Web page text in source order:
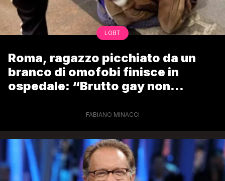
LGBT
Roma, ragazzo picchiato da un
branco di omofobi finisce in
ospedale: “Brutto gay non
FABIANO MINACCI